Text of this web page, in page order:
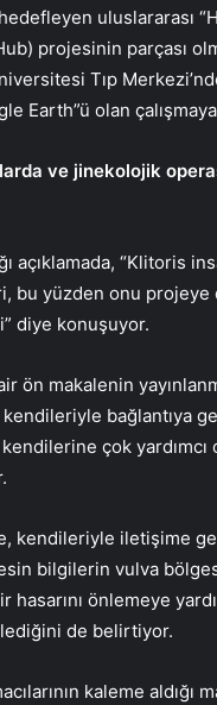
uluslararası
projesinin parçası
Tıp
Earth”ü olan çalışmaya
ve jinekolojik
açıklamada, “Klitoris
bu yüzden onu projeye
diye konuşuyor.
ön makalenin
kendileriyle bağlantıya
çok yardımcı
kendileriyle iletişime
bilgilerin vulva
önlemeye
de belirtiyor.
kaleme aldığı